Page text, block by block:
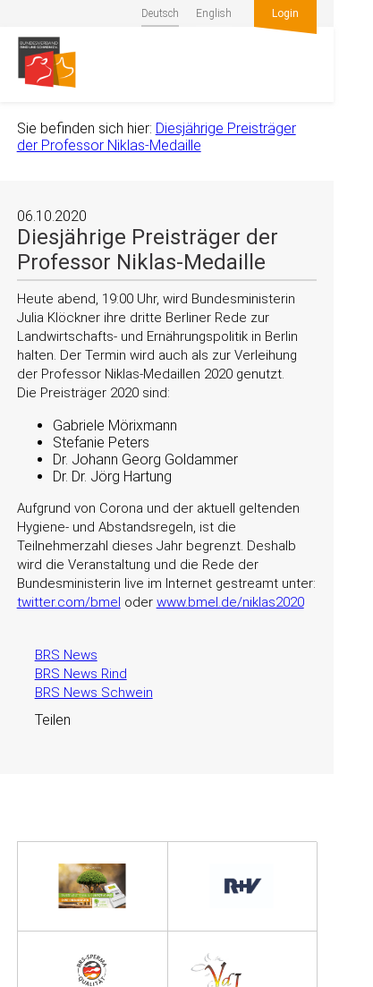
Deutsch English Login
Sie befinden sich hier: Diesjährige Preisträger
der Professor Niklas-Medaille
06.10.2020
Diesjährige Preisträger der
Professor Niklas-Medaille
Heute abend, 19:00 Uhr, wird Bundesministerin
Julia Klöckner ihre dritte Berliner Rede zur
Landwirtschafts- und Ernährungspolitik in Berlin
halten. Der Termin wird auch als zur Verleihung
der Professor Niklas-Medaillen 2020 genutzt.
Die Preisträger 2020 sind:
Gabriele Mörixmann
Stefanie Peters
Dr. Johann Georg Goldammer
Dr. Dr. Jörg Hartung
Aufgrund von Corona und der aktuell geltenden
Hygiene- und Abstandsregeln, ist die
Teilnehmerzahl dieses Jahr begrenzt. Deshalb
wird die Veranstaltung und die Rede der
Bundesministerin live im Internet gestreamt unter:
twitter.com/bmel oder www.bmel.de/niklas2020
BRS News
BRS News Rind
BRS News Schwein
Teilen